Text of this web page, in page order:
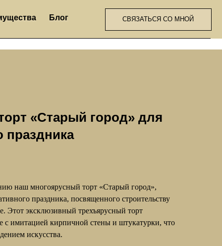
СВЯЗАТЬСЯ СО МНОЙ
«Старый город» для
праздника
наш многоярусный торт «Старый город»,
праздника, посвященного строительству
Этот эксклюзивный трехъярусный торт
с имитацией кирпичной стены и штукатурки, что
искусства.